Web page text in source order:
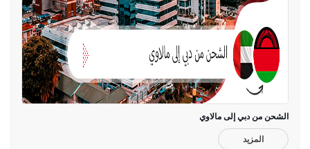
الشحن من دبي إلى مالاوي
المزيد